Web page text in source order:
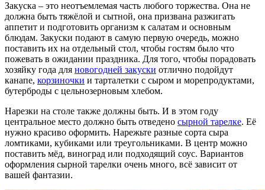
Закуска – это неотъемлемая часть любого торжества. Она не
должна быть тяжёлой и сытной, она призвана разжигать
аппетит и подготовить организм к салатам и основным
блюдам. Закуски подают в самую первую очередь, можно
поставить их на отдельный стол, чтобы гостям было что
пожевать в ожидании праздника. Для того, чтобы порадовать
хозяйку года для новогодней закуски отлично подойдут
канапе, корзиночки и тарталетки с сыром и морепродуктами,
бутерброды с цельнозерновым хлебом.
Нарезки на столе также должны быть. И в этом году
центральное место должно быть отведено сырной тарелке. Её
нужно красиво оформить. Нарежьте разные сорта сыра
ломтиками, кубиками или треугольниками. В центр можно
поставить мёд, виноград или подходящий соус. Вариантов
оформления сырной тарелки очень много, всё зависит от
вашей фантазии.